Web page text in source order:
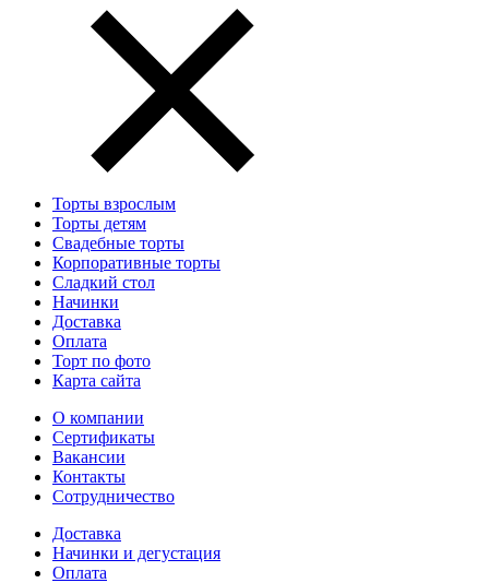
Торты взрослым
Торты детям
Свадебные торты
Корпоративные торты
Сладкий стол
Начинки
Доставка
Оплата
Торт по фото
Карта сайта
О компании
Сертификаты
Вакансии
Контакты
Сотрудничество
Доставка
Начинки и дегустация
Оплата